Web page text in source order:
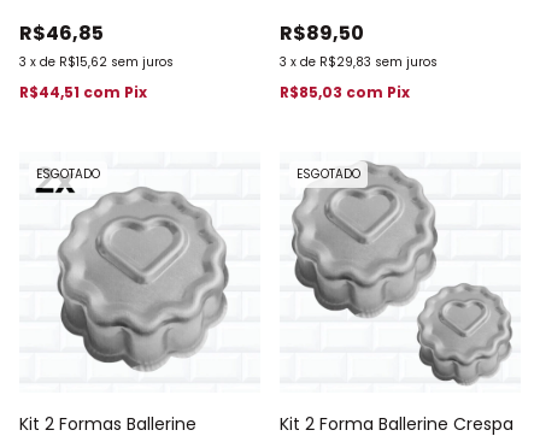
R$46,85
3 x de R$15,62 sem juros
R$44,51 com Pix
R$89,50
3 x de R$29,83 sem juros
R$85,03 com Pix
ESGOTADO
Kit 2 Formas Ballerine
ESGOTADO
Kit 2 Forma Ballerine Crespa